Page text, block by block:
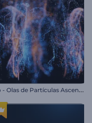
L
ogo - Olas de Partículas Ascendentes